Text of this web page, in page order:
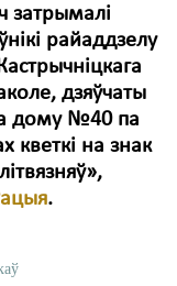
затрымалі
райаддзелу
дзяўчаты
дому №40 па
кветкі на знак
.